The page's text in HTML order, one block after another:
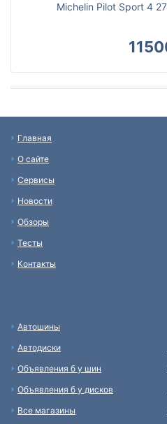
Michelin Pilot Sport 4
Главная
О сайте
Сервисы
Новости
Обзоры
Тесты
Контакты
Автошины
Автодиски
Объявления б у шин
Объявления б у дисков
Все магазины